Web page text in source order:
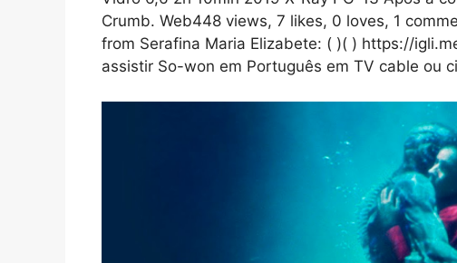
Crumb. Web448 views, 7 likes, 0 loves, 1
from Serafina Maria Elizabete: ( )( ) https://
assistir So-won em Português em TV cable ou